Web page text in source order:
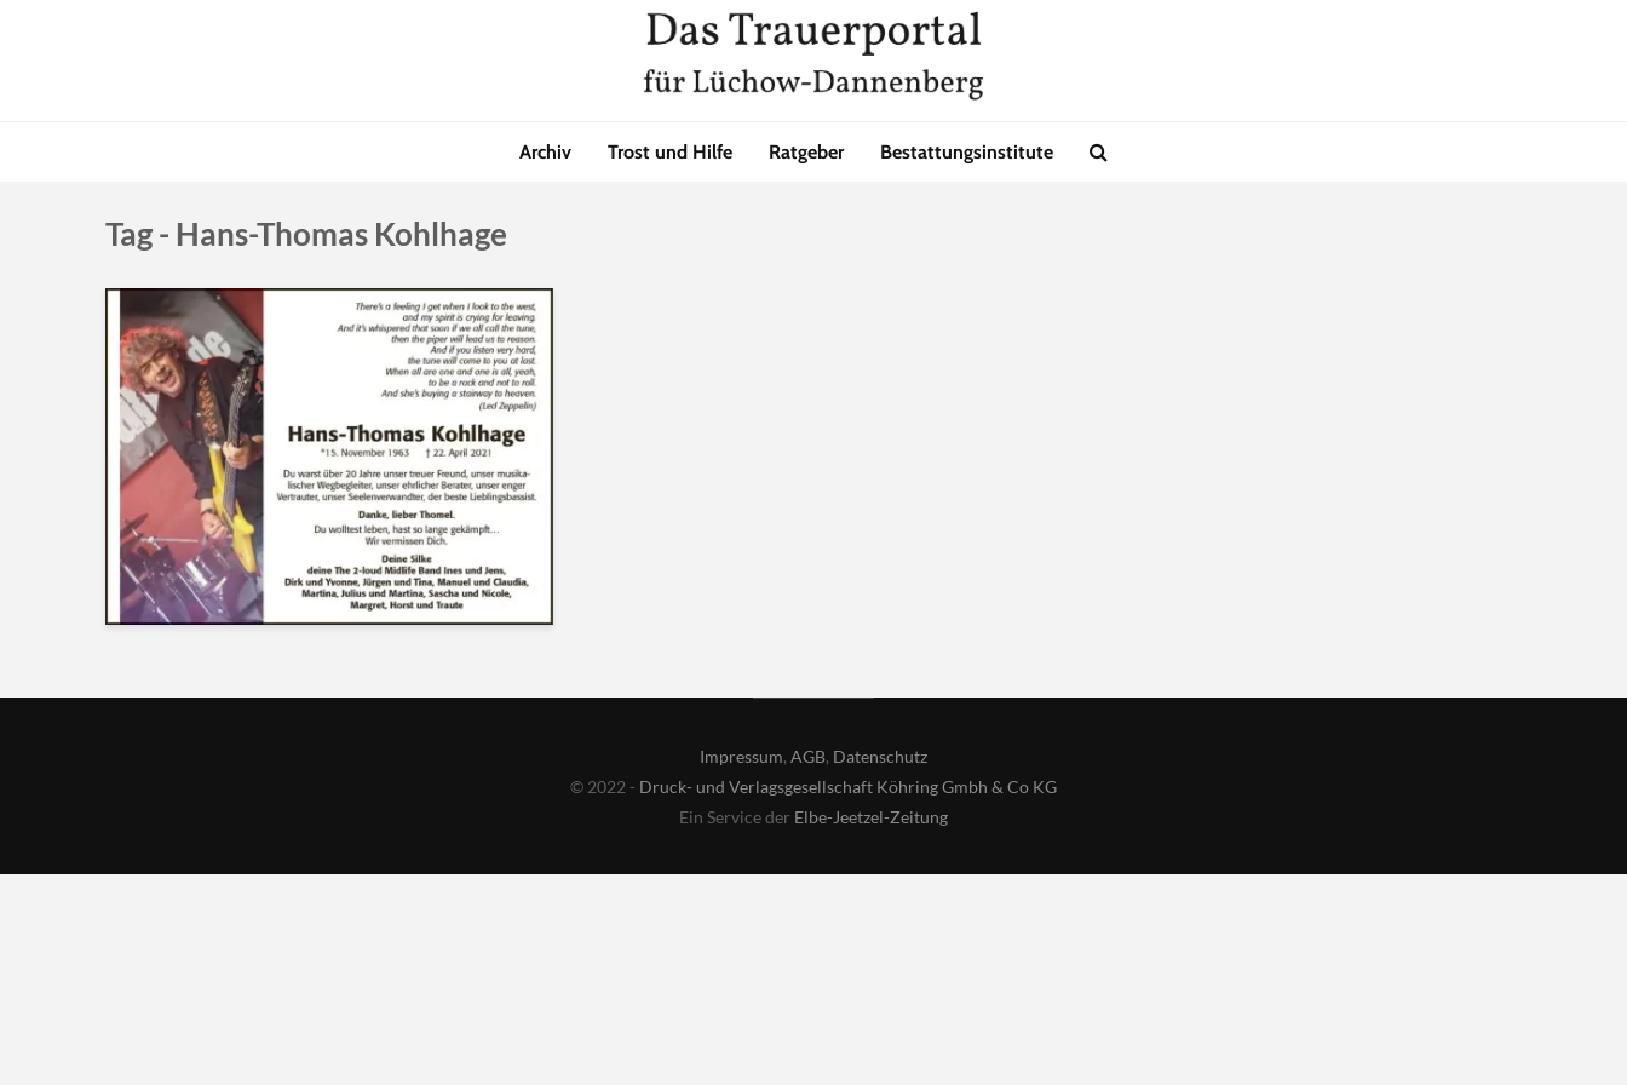
Archiv Trost und Hilfe Ratgeber Bestattungsinstitute
Tag - Hans-Thomas Kohlhage
Impressum, AGB, Datenschutz
© 2022 - Druck- und Verlagsgesellschaft Köhring Gmbh & Co KG
Ein Service der Elbe-Jeetzel-Zeitung